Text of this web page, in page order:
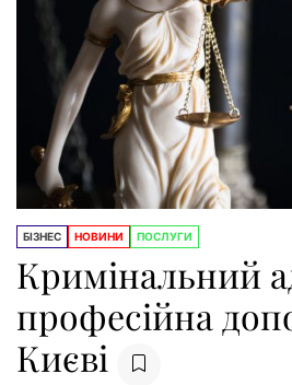
БІЗНЕС НОВИНИ ПОСЛУГИ
Кримінальний
професійна
Києві